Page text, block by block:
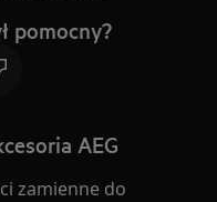
pomocny?
AEG
zamienne do